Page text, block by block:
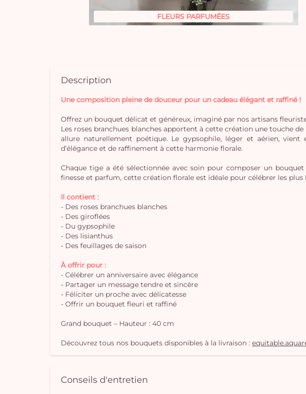
FLEURS PARFUMÉES
Description
Une composition pleine de douceur pour un cadeau élégant et raffiné !
Offrez un bouquet délicat et généreux, imaginé par nos artisans
Les roses branchues blanches apportent à cette création une touche
allure naturellement poétique. Le gypsophile, léger et aérien,
d’élégance et de raffinement à cette harmonie florale.
Chaque tige a été sélectionnée avec soin pour composer un
finesse et parfum, cette création florale est idéale pour célébrer les
Il contient :
- Des roses branchues blanches
- Des giroflées
- Du gypsophile
- Des lisianthus
- Des feuillages de saison
À offrir pour :
- Célébrer un anniversaire avec élégance
- Partager un message tendre et sincère
- Féliciter un proche avec délicatesse
- Offrir un bouquet fleuri et raffiné
Grand bouquet – Hauteur : 40 cm
Découvrez tous nos bouquets disponibles à la livraison :
Conseils d'entretien